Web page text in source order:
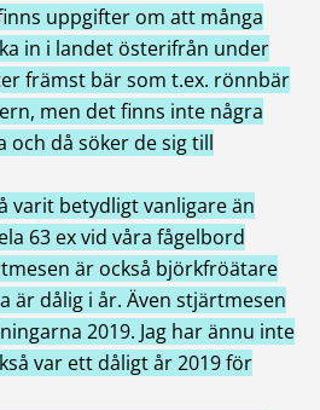
uppgifter om att många
in i landet österifrån under
främst bär som t.ex. rönnbär
men det finns inte några
och då söker de sig till
varit betydligt vanligare än
63 ex vid våra fågelbord
är också björkfröätare
är dålig i år. Även stjärtmesen
2019. Jag har ännu inte
var ett dåligt år 2019 för